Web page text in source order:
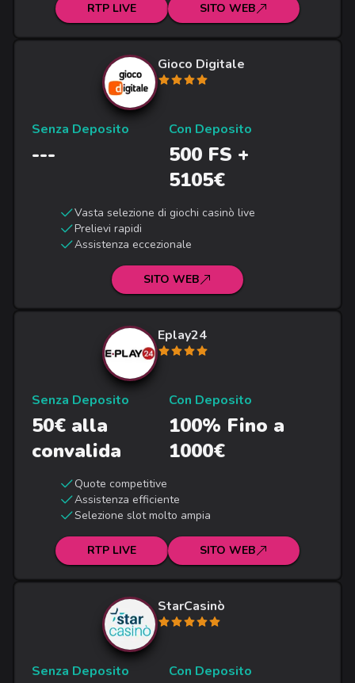
RTP LIVE SITO WEB
Gioco Digitale
Senza Deposito
---
Con Deposito
500 FS +
5105€
Vasta selezione di giochi casinò live
Prelievi rapidi
Assistenza eccezionale
SITO WEB
Eplay24
Senza Deposito
50€ alla
convalida
Con Deposito
100% Fino a
1000€
Quote competitive
Assistenza efficiente
Selezione slot molto ampia
RTP LIVE SITO WEB
StarCasinò
Senza Deposito Con Deposito